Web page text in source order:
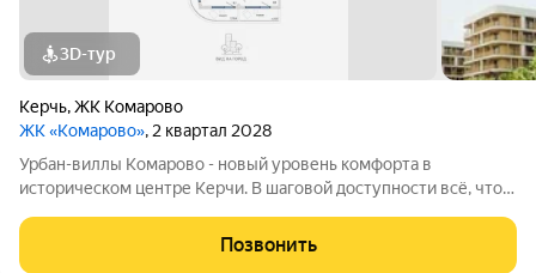
3D-тур
Керчь,ЖК Комарово
ЖК «Комарово», 2 квартал 2028
Урбан-виллы Комарово - новый уровень комфорта в
историческом центре Керчи. В шаговой доступности всё, что
благодаря обилию парковых зон. Прямо под окнами самый
большой ландшафтный парк в
Позвонить